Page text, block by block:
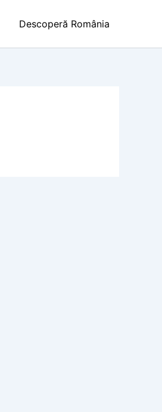
Descoperă România